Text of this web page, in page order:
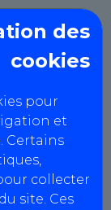
des
cookies
pour
et
Certains
collecter
site. Ces
31